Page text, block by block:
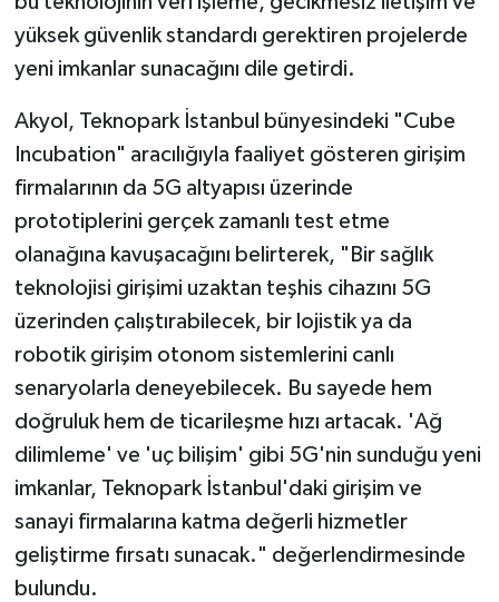
yüksek güvenlik standardı gerektiren projelerde
yeni imkanlar sunacağını dile getirdi.
Akyol, Teknopark İstanbul bünyesindeki "Cube
Incubation" aracılığıyla faaliyet gösteren girişim
firmalarının da 5G altyapısı üzerinde
prototiplerini gerçek zamanlı test etme
olanağına kavuşacağını belirterek, "Bir sağlık
teknolojisi girişimi uzaktan teşhis cihazını 5G
üzerinden çalıştırabilecek, bir lojistik ya da
robotik girişim otonom sistemlerini canlı
senaryolarla deneyebilecek. Bu sayede hem
doğruluk hem de ticarileşme hızı artacak. 'Ağ
dilimleme' ve 'uç bilişim' gibi 5G'nin sunduğu yeni
imkanlar, Teknopark İstanbul'daki girişim ve
sanayi firmalarına katma değerli hizmetler
geliştirme fırsatı sunacak." değerlendirmesinde
bulundu.